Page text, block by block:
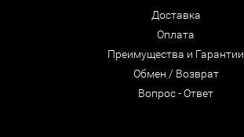
Доставка
Оплата
Преимущества и Гарантии
Обмен / Возврат
Вопрос - Ответ